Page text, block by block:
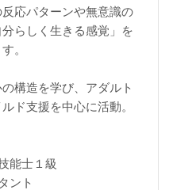
応パターンや無意識の
らしく生きる感覚」を
。
構造を学び、アダルト
ド支援を中心に活動。
能士１級
ント